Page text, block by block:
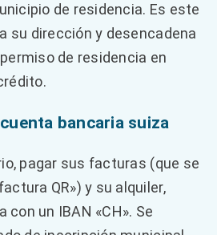
de residencia. Es este
su dirección y desencadena
de residencia en
bancaria suiza
pagar sus facturas (que se
QR») y su alquiler,
un IBAN «CH». Se